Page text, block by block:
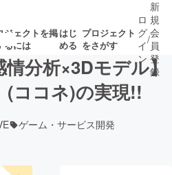
ジェクトを掲
るには
はじ
める
プロジェクト
をさがす
ロジェクト
されます
ロ
グ
イ
ン
/
新
規
会
員
登
録
情分析×3Dモデル】
(ココネ)の実現!!
ゲーム・サービス開発